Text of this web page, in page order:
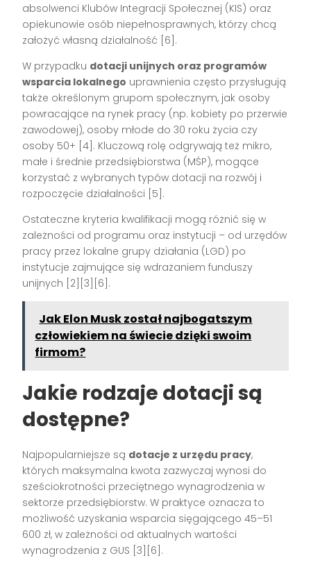
absolwenci Klubów Integracji Społecznej (KIS) oraz
opiekunowie osób niepełnosprawnych, którzy chcą
założyć własną działalność [6] .
W przypadku dotacji unijnych oraz programów
wsparcia lokalnego uprawnienia często przysługują
także określonym grupom społecznym, jak osoby
powracające na rynek pracy (np. kobiety po przerwie
zawodowej), osoby młode do 30 roku życia czy
osoby 50+ [4] . Kluczową rolę odgrywają też mikro,
małe i średnie przedsiębiorstwa (MŚP), mogące
korzystać z wybranych typów dotacji na rozwój i
rozpoczęcie działalności [5] .
Ostateczne kryteria kwalifikacji mogą różnić się w
zależności od programu oraz instytucji – od urzędów
pracy przez lokalne grupy działania (LGD) po
instytucje zajmujące się wdrażaniem funduszy
unijnych [2][3][6] .
Jak Elon Musk został najbogatszym
człowiekiem na świecie dzięki swoim
firmom?
Jakie rodzaje dotacji są
dostępne?
Najpopularniejsze są dotacje z urzędu pracy,
których maksymalna kwota zazwyczaj wynosi do
sześciokrotności przeciętnego wynagrodzenia w
sektorze przedsiębiorstw. W praktyce oznacza to
możliwość uzyskania wsparcia sięgającego 45–51
600 zł, w zależności od aktualnych wartości
wynagrodzenia z GUS [3][6] .